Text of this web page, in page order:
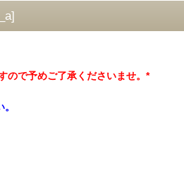
]
ので予めご了承くださいませ。*